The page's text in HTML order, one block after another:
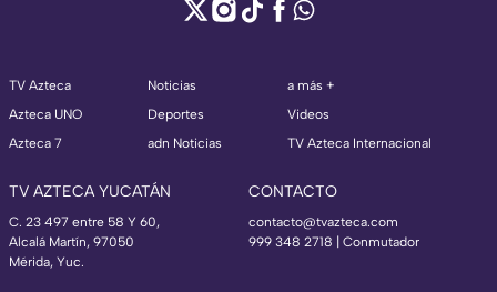
TV Azteca
Azteca UNO
Azteca 7
Noticias
Deportes
adn Noticias
a más +
Videos
TV Azteca Internacional
TV AZTECA YUCATÁN
C. 23 497 entre 58 Y 60,
Alcalá Martín, 97050
Mérida, Yuc.
CONTACTO
contacto@tvazteca.com
999 348 2718 | Conmutador